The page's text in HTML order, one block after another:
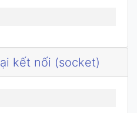
kết nối (socket)